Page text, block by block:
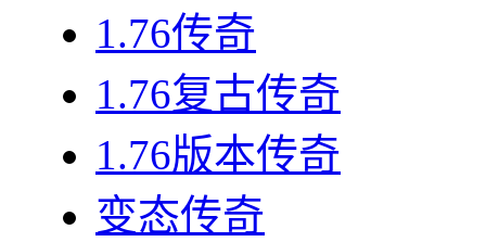
1.76传奇
1.76复古传奇
1.76版本传奇
变态传奇